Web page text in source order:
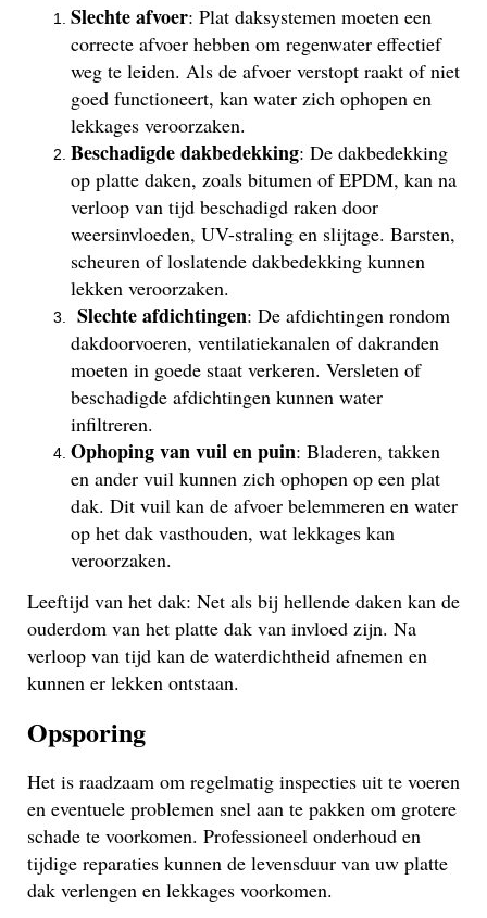
Slechte afvoer: Plat daksystemen moeten een
correcte afvoer hebben om regenwater effectief
weg te leiden. Als de afvoer verstopt raakt of niet
goed functioneert, kan water zich ophopen en
lekkages veroorzaken.
Beschadigde dakbedekking: De dakbedekking
op platte daken, zoals bitumen of EPDM, kan na
verloop van tijd beschadigd raken door
weersinvloeden, UV-straling en slijtage. Barsten,
scheuren of loslatende dakbedekking kunnen
lekken veroorzaken.
Slechte afdichtingen: De afdichtingen rondom
dakdoorvoeren, ventilatiekanalen of dakranden
moeten in goede staat verkeren. Versleten of
beschadigde afdichtingen kunnen water
infiltreren.
Ophoping van vuil en puin: Bladeren, takken
en ander vuil kunnen zich ophopen op een plat
dak. Dit vuil kan de afvoer belemmeren en water
op het dak vasthouden, wat lekkages kan
veroorzaken.
Leeftijd van het dak: Net als bij hellende daken kan de
ouderdom van het platte dak van invloed zijn. Na
verloop van tijd kan de waterdichtheid afnemen en
kunnen er lekken ontstaan.
Opsporing
Het is raadzaam om regelmatig inspecties uit te voeren
en eventuele problemen snel aan te pakken om grotere
schade te voorkomen. Professioneel onderhoud en
tijdige reparaties kunnen de levensduur van uw platte
dak verlengen en lekkages voorkomen.